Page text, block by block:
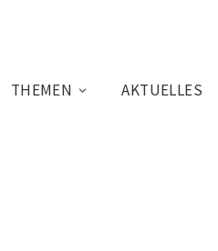
THEMEN AKTUELLES